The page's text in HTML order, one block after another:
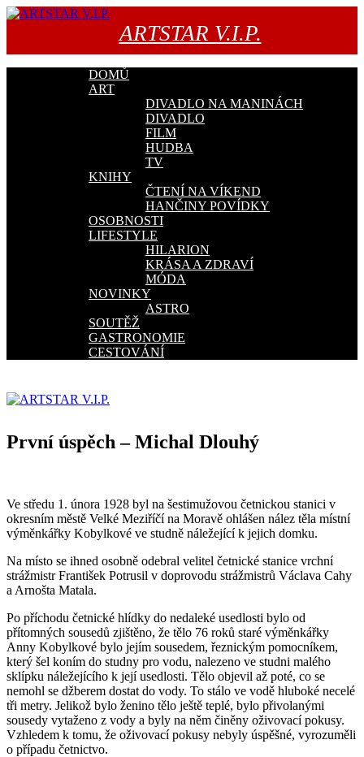
Přejít
webu
ARTSTAR V.I.P.
DOMŮ
ART
DIVADLO NA MANINÁCH
DIVADLO
FILM
HUDBA
TV
KNIHY
ČTENÍ NA VÍKEND
HANČINY POVÍDKY
OSOBNOSTI
LIFESTYLE
HILARION
KRÁSA A ZDRAVÍ
MÓDA
NOVINKY
ASTRO
SOUTĚŽ
GASTRONOMIE
CESTOVÁNÍ
První úspěch – Michal Dlouhý
Ve středu 1. února 1928 byl na šestimužovou četnickou stanici v
okresním městě Velké Meziříčí na Moravě ohlášen nález těla místní
výměnkářky Kobylkové ve studně náležející k jejich domku.
Na místo se ihned osobně odebral velitel četnické stanice vrchní
strážmistr František Potrusil v doprovodu strážmistrů Václava Cahy
a Arnošta Matala.
Po příchodu četnické hlídky do nedaleké usedlosti bylo od
přítomných sousedů zjištěno, že tělo 76 roků staré výměnkářky
Anny Kobylkové bylo jejím sousedem, řeznickým pomocníkem,
který šel koním do studny pro vodu, nalezeno ve studni malého
sklípku náležejícího k její usedlosti. Tělo objevil až poté, co se
nemohl se džberem dostat do vody. To stálo ve vodě hluboké necelé
tři metry. Jelikož bylo ženino tělo ještě teplé, bylo přivolanými
sousedy vytaženo z vody a byly na něm činěny oživovací pokusy.
Vzhledem k tomu, že oživovací pokusy nebyly úspěšné, vyrozuměli
o případu četnictvo.